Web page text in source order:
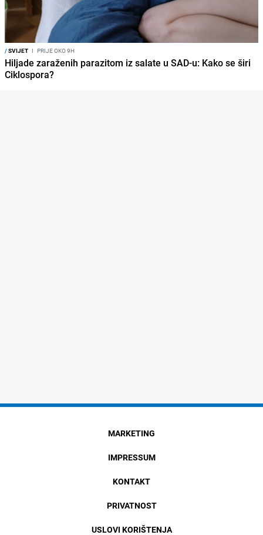
/SVIJET I PRIJE OKO 9H
Hiljade zaraženih parazitom iz salate u SAD-u: Kako se širi
Ciklospora?
MARKETING
IMPRESSUM
KONTAKT
PRIVATNOST
USLOVI KORIŠTENJA